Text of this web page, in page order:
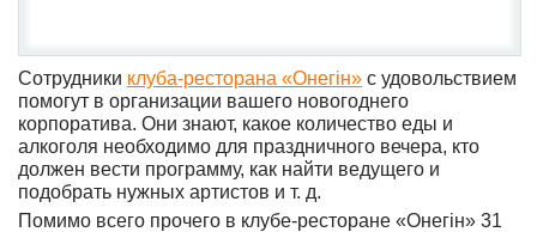
Сотрудники клуба-ресторана «Онегiн» с удовольствием
помогут в организации вашего новогоднего
корпоратива. Они знают, какое количество еды и
алкоголя необходимо для праздничного вечера, кто
должен вести программу, как найти ведущего и
подобрать нужных артистов и т. д.
Помимо всего прочего в клубе-ресторане «Онегiн» 31